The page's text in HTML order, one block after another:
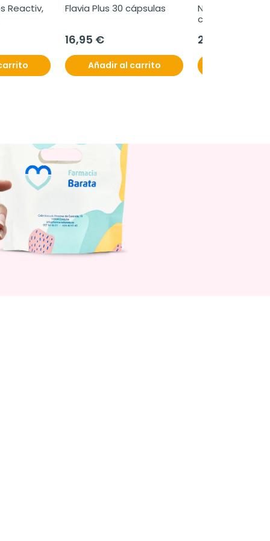
Reactiv,
Flavia Plus 30 cápsulas
16,95 €
Añadir al carrito
Nutrof omega,
cápsulas.
29,95 €